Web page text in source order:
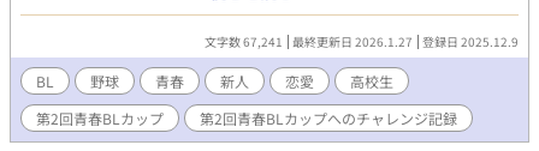
手の野球の実力を見抜く能力がある 蒼陵高校には、一般入試で入
る ◯『岡谷 蒼太（おかや そうた）』子犬系ウケ 山梨県大月市
出身 １つ下の後輩 「地元では、シニアでエースだった。地区大
会優勝経験あり。ストレートは弱いが、多くの球種を投げ分ける
制球力ある。得意球はフォーク。他、スライダー、カーブ、シュ
ート、チェンジアップなど多才。控え目に見えるが実は勝ち
気」 心を許した相手には、甘えるタイプ。 あまり感情をだすタ
文字数 67,241 最終更新日 2026.1.27 登録日 2025.12.9
BL 野球 青春 新人 恋愛
高校生
第2回青春BLカップ
第2回青春BLカップへのチャレンジ記録